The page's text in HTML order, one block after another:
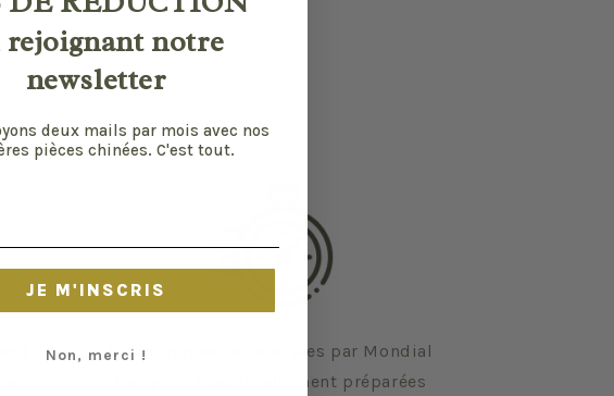
Les commandes envoyées par Mondial
Relay sont habituellement préparées
rejoignant notre
newsletter
deux mails par mois avec nos
pièces chinées. C'est tout.
JE M'INSCRIS
Non, merci !